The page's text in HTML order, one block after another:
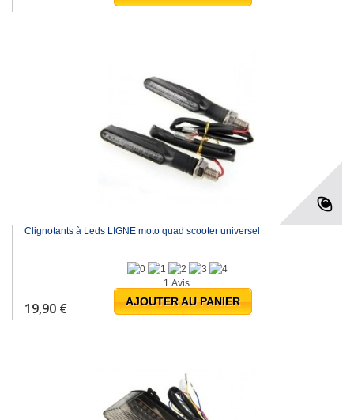
Clignotants à Leds LIGNE moto quad scooter universel
1 Avis
19,90 € AJOUTER AU PANIER